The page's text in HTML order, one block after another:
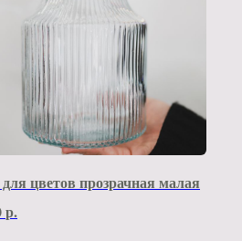
цветов прозрачная малая
р.